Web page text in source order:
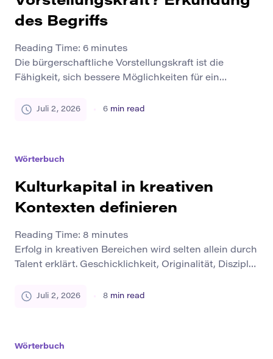
des Begriffs
Reading Time: 6 minutes
Die bürgerschaftliche Vorstellungskraft ist die
Fähigkeit, sich bessere Möglichkeiten für ein
Menschen, über aktuelle Probleme hinauszudenken
Ideen. Es geht […]
Juli 2, 2026 6 min read
Wörterbuch
Kulturkapital in kreativen
Kontexten definieren
Reading Time: 8 minutes
Erfolg in kreativen Bereichen wird selten allein durch
Talent erklärt. Geschicklichkeit, Originalität, Disziplin
nicht die einzigen Kräfte, die die künstlerische
Juli 2, 2026 8 min read
Wörterbuch